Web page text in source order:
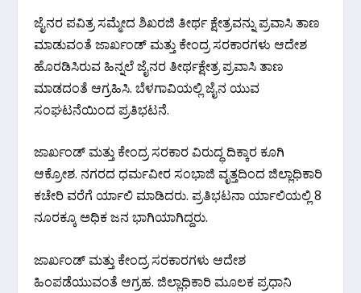
ಜೈನರ ಪವಿತ್ರ ಸಮ್ಮೇದ ಶಿಖರಜಿ ತೀರ್ಥ ಕ್ಷೇತ್ರವನ್ನು ಪ್ರವಾಸಿ ತಾಣ
ಮಾಡುವಂತೆ ಜಾರ್ಖಂಡ್ ಮತ್ತು ಕೇಂದ್ರ ಸರಕಾರಗಳು ಆದೇಶ
ಹೊರಡಿಸಿರುವ ಹಿನ್ನಲೆ ಜೈನರ ತೀರ್ಥಕ್ಷೇತ್ರ ಪ್ರವಾಸಿ ತಾಣ
ಮಾಡದಂತೆ ಆಗ್ರಹಿಸಿ. ಬೆಳಗಾವಿಯಲ್ಲಿ ಜೈನ ಯುವ
ಸಂಘಟನೆಯಿಂದ ಪ್ರತಿಭಟನೆ.
ಜಾರ್ಖಂಡ್ ಮತ್ತು ಕೇಂದ್ರ ಸರಕಾರ ವಿರುದ್ಧ ದಿಕ್ಕಾರ ಕೂಗಿ
ಆಕ್ರೋಶ. ನಗರದ ಧರ್ಮವೀರ ಸಂಭಾಜಿ ವೃತ್ತದಿಂದ ಜಿಲ್ಲಾಧಿಕಾರಿ
ಕಚೇರಿ ವರೆಗೆ ರ್ಯಾಲಿ ಮಾಡಿದರು. ಪ್ರತಿಭಟನಾ ರ್ಯಾಲಿಯಲ್ಲಿ 8
ನೂರಕ್ಕೂ ಅಧಿಕ ಜನ ಭಾಗಿಯಾಗಿದ್ದರು.
ಜಾರ್ಖಂಡ್ ಮತ್ತು ಕೇಂದ್ರ ಸರಕಾರಗಳು ಆದೇಶ
ಹಿಂಪಡೆಯುವಂತೆ ಆಗ್ರಹ. ಜಿಲ್ಲಾಧಿಕಾರಿ ಮೂಲಕ ಪ್ರಧಾನಿ